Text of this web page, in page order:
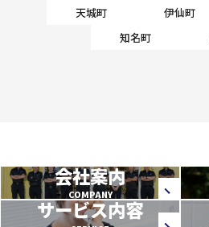
天城町
伊仙町
知名町
会社案内
COMPANY
サービス内容